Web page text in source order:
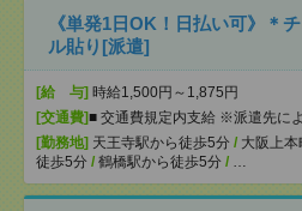
《単発1日OK！日払い可》＊
ル貼り[派遣]
[給 与] 時給1,500円～1,875円
[交通費]■ 交通費規定内支給 ※派遣先に
[勤務地] 天王寺駅から徒歩5分 / 大阪上本
徒歩5分 / 鶴橋駅から徒歩5分 / …